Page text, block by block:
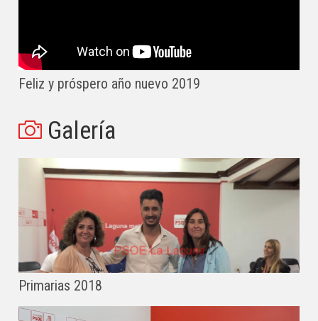
Feliz y próspero año nuevo 2019
Galería
Primarias 2018